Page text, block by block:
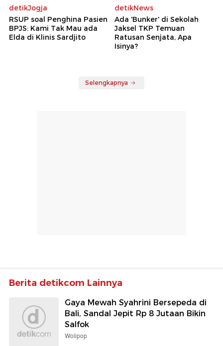
detikJogja
RSUP soal Penghina Pasien
BPJS: Kami Tak Mau ada
Elda di Klinis Sardjito
detikNews
Ada 'Bunker' di Sekolah
Jaksel TKP Temuan
Ratusan Senjata, Apa
Isinya?
Selengkapnya
Berita detikcom Lainnya
Gaya Mewah Syahrini Bersepeda di
Bali, Sandal Jepit Rp 8 Jutaan Bikin
Salfok
Wolipop